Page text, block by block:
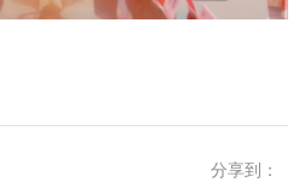
分享到：